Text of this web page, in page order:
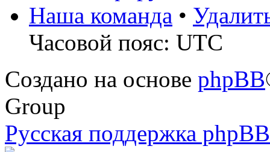
Наша команда •
Часовой пояс: UTC
Создано на основе phpBB
Group
Русская поддержка phpBB